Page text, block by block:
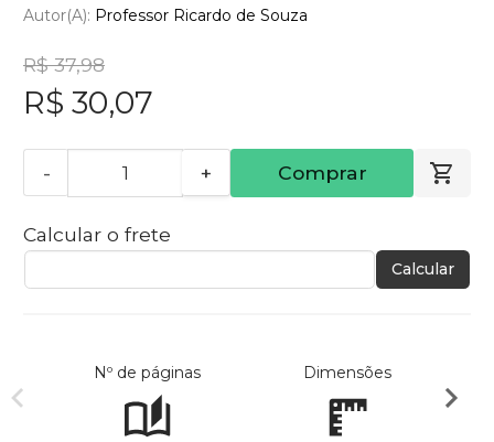
Autor(a): Professor Ricardo de Souza
R$ 37,98
R$ 30,07
- + Comprar
Calcular o frete
Calcular
Nº de páginas Dimensões